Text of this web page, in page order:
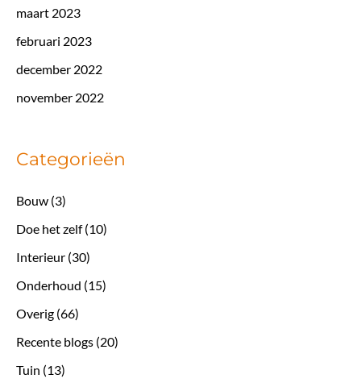
maart 2023
februari 2023
december 2022
november 2022
Categorieën
Bouw (3)
Doe het zelf(10)
Interieur (30)
Onderhoud (15)
Overig (66)
Recente blogs (20)
Tuin (13)